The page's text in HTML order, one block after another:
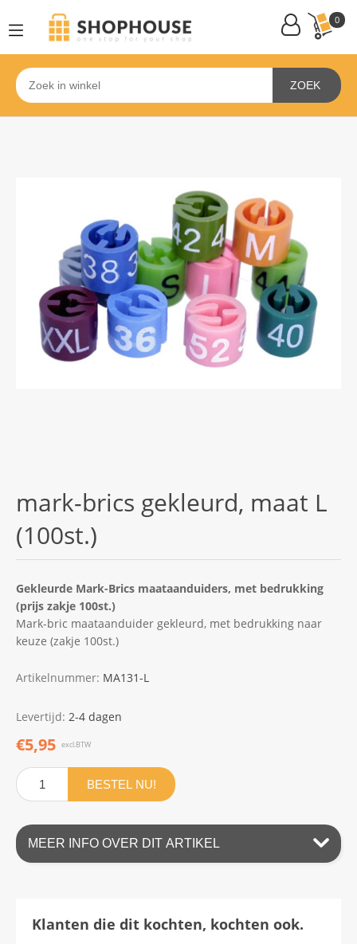
0
ZOEK
mark-brics gekleurd, maat L
(100st.)
Gekleurde Mark-Brics maataanduiders, met bedrukking
(prijs zakje 100st.)
Mark-bric maataanduider gekleurd, met bedrukking naar
keuze (zakje 100st.)
Artikelnummer: MA131-L
Levertijd: 2-4 dagen
€5,95 excl.BTW
BESTEL NU!
MEER INFO OVER DIT ARTIKEL
Klanten die dit kochten, kochten ook.